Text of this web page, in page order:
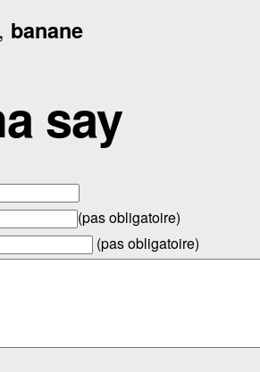
, banane
say
(pas obligatoire)
(pas obligatoire)